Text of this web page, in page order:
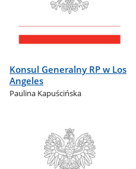
Konsul Generalny RP w Los
Angeles
Paulina Kapuścińska